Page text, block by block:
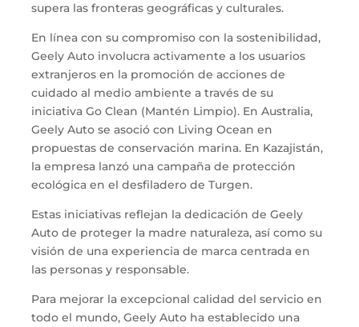
supera las fronteras geográficas y culturales.
En línea con su compromiso con la sostenibilidad,
Geely Auto involucra activamente a los usuarios
extranjeros en la promoción de acciones de
cuidado al medio ambiente a través de su
iniciativa Go Clean (Mantén Limpio). En Australia,
Geely Auto se asoció con Living Ocean en
propuestas de conservación marina. En Kazajistán,
la empresa lanzó una campaña de protección
ecológica en el desfiladero de Turgen.
Estas iniciativas reflejan la dedicación de Geely
Auto de proteger la madre naturaleza, así como su
visión de una experiencia de marca centrada en
las personas y responsable.
Para mejorar la excepcional calidad del servicio en
todo el mundo, Geely Auto ha establecido una